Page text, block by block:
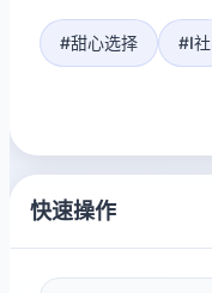
#甜心选择 #I社
快速操作